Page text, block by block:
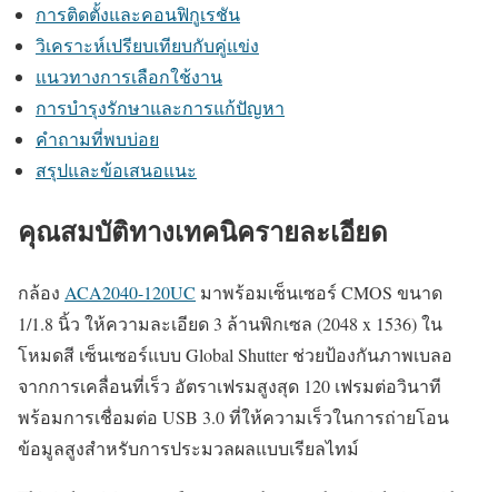
การติดตั้งและคอนฟิกูเรชัน
วิเคราะห์เปรียบเทียบกับคู่แข่ง
แนวทางการเลือกใช้งาน
การบำรุงรักษาและการแก้ปัญหา
คำถามที่พบบ่อย
สรุปและข้อเสนอแนะ
คุณสมบัติทางเทคนิครายละเอียด
กล้อง ACA2040-120UC มาพร้อมเซ็นเซอร์ CMOS ขนาด
1/1.8 นิ้ว ให้ความละเอียด 3 ล้านพิกเซล (2048 x 1536) ใน
โหมดสี เซ็นเซอร์แบบ Global Shutter ช่วยป้องกันภาพเบลอ
จากการเคลื่อนที่เร็ว อัตราเฟรมสูงสุด 120 เฟรมต่อวินาที
พร้อมการเชื่อมต่อ USB 3.0 ที่ให้ความเร็วในการถ่ายโอน
ข้อมูลสูงสำหรับการประมวลผลแบบเรียลไทม์